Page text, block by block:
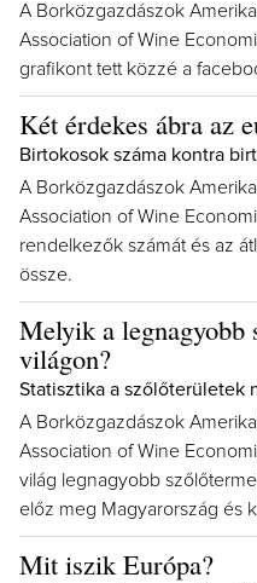
A Borközgazdászok
Association of Wine
grafikont tett közzé a
Két érdekes ábra az
Birtokosok száma kontra
A Borközgazdászok
Association of Wine
rendelkezők számát és az
össze.
Melyik a legnagyobb
világon?
Statisztika a szőlőterületek
A Borközgazdászok
Association of Wine
világ legnagyobb
előz meg Magyarország és
Mit iszik Európa?